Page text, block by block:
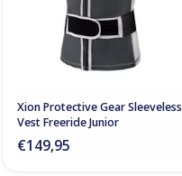
Xion Protective Gear Sleeveless
Vest Freeride Junior
€149,95